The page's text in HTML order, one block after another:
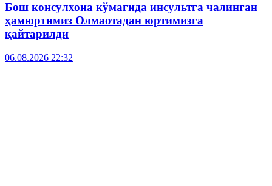
Бош консулхона кўмагида инсультга чалинган
ҳамюртимиз Олмаотадан юртимизга
қайтарилди
06.08.2026 22:32